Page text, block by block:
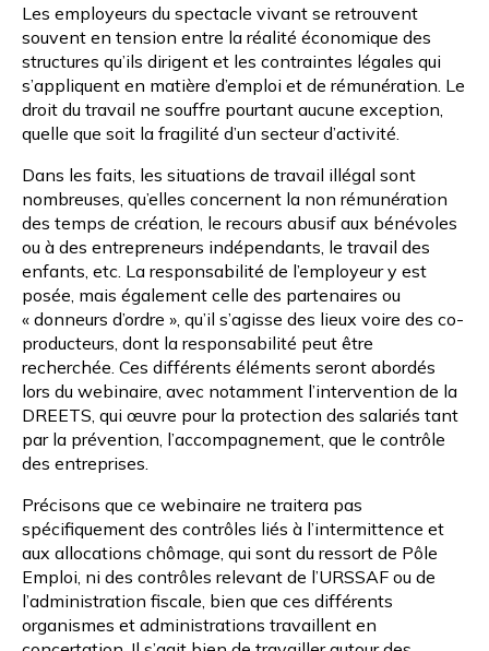
Les employeurs du spectacle vivant se retrouvent
souvent en tension entre la réalité économique des
structures qu’ils dirigent et les contraintes légales qui
s’appliquent en matière d’emploi et de rémunération. Le
droit du travail ne souffre pourtant aucune exception,
quelle que soit la fragilité d’un secteur d’activité.
Dans les faits, les situations de travail illégal sont
nombreuses, qu’elles concernent la non rémunération
des temps de création, le recours abusif aux bénévoles
ou à des entrepreneurs indépendants, le travail des
enfants, etc. La responsabilité de l’employeur y est
posée, mais également celle des partenaires ou
« donneurs d’ordre », qu’il s’agisse des lieux voire des co-
producteurs, dont la responsabilité peut être
recherchée. Ces différents éléments seront abordés
lors du webinaire, avec notamment l’intervention de la
DREETS, qui œuvre pour la protection des salariés tant
par la prévention, l’accompagnement, que le contrôle
des entreprises.
Précisons que ce webinaire ne traitera pas
spécifiquement des contrôles liés à l’intermittence et
aux allocations chômage, qui sont du ressort de Pôle
Emploi, ni des contrôles relevant de l’URSSAF ou de
l’administration fiscale, bien que ces différents
organismes et administrations travaillent en